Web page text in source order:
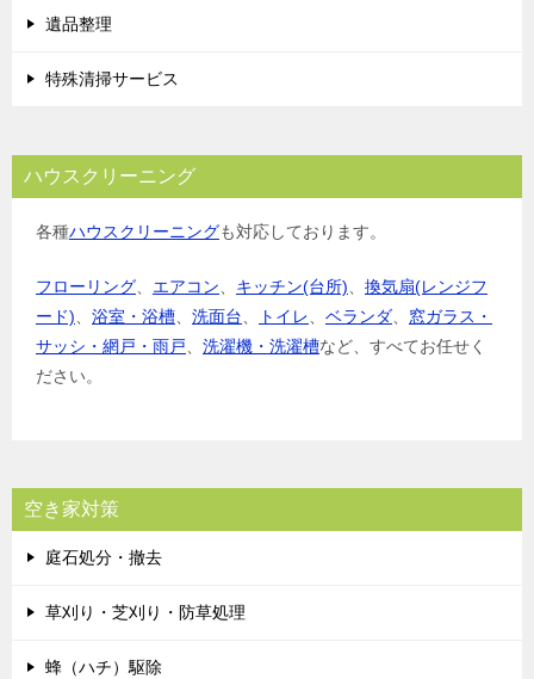
遺品整理
特殊清掃サービス
ハウスクリーニング
各種ハウスクリーニングも対応しております。
フローリング、 エアコン、 キッチン(台所)、 換気扇(レンジフ
ード)、 浴室・浴槽、 洗面台、 トイレ、 ベランダ、 窓ガラス・
サッシ・網戸・雨戸、 洗濯機・洗濯槽など、すべてお任せく
ださい。
空き家対策
庭石処分・撤去
草刈り・芝刈り・防草処理
蜂（ハチ）駆除